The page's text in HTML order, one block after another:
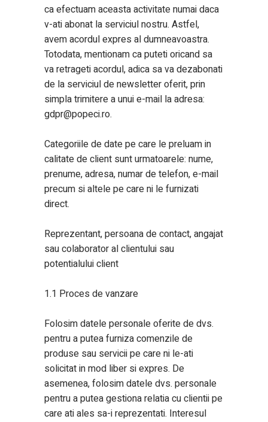
ca efectuam aceasta activitate numai daca
v-ati abonat la serviciul nostru. Astfel,
avem acordul expres al dumneavoastra.
Totodata, mentionam ca puteti oricand sa
va retrageti acordul, adica sa va dezabonati
de la serviciul de newsletter oferit, prin
simpla trimitere a unui e-mail la adresa:
gdpr@popeci.ro.
Categoriile de date pe care le preluam in
calitate de client sunt urmatoarele: nume,
prenume, adresa, numar de telefon, e-mail
precum si altele pe care ni le furnizati
direct.
Reprezentant, persoana de contact, angajat
sau colaborator al clientului sau
potentialului client
1.1 Proces de vanzare
Folosim datele personale oferite de dvs.
pentru a putea furniza comenzile de
produse sau servicii pe care ni le-ati
solicitat in mod liber si expres. De
asemenea, folosim datele dvs. personale
pentru a putea gestiona relatia cu clientii pe
care ati ales sa-i reprezentati. Interesul